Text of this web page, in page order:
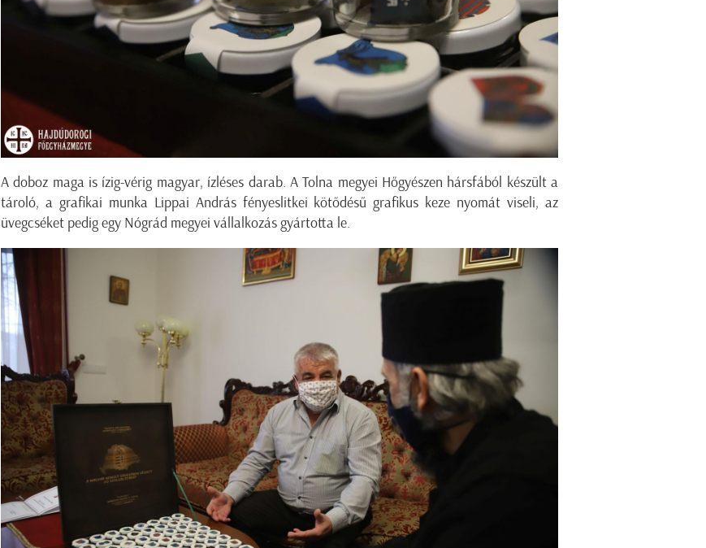
A doboz maga is ízig-vérig magyar, ízléses darab. A Tolna megyei Hőgyészen hársfából készült a
tároló, a grafikai munka Lippai András fényeslitkei kötődésű grafikus keze nyomát viseli, az
üvegcséket pedig egy Nógrád megyei vállalkozás gyártotta le.